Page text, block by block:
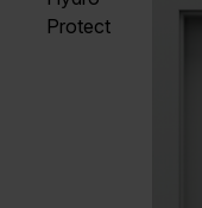
Katalogi
Kontakt
Protect